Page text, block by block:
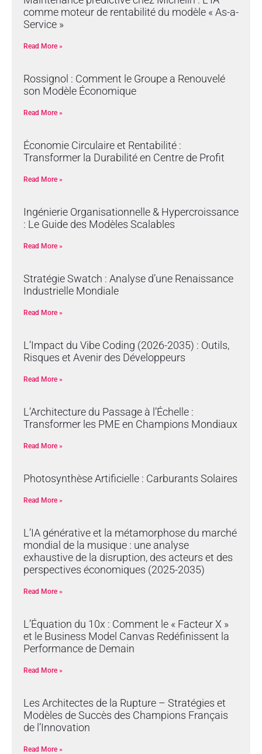
comme moteur de rentabilité du modèle « As-a-
Service »
Read More »
Rossignol : Comment le Groupe a Renouvelé
son Modèle Économique
Read More »
Économie Circulaire et Rentabilité :
Transformer la Durabilité en Centre de Profit
Read More »
Ingénierie Organisationnelle & Hypercroissance
: Le Guide des Modèles Scalables
Read More »
Stratégie Swatch : Analyse d’une Renaissance
Industrielle Mondiale
Read More »
L’Impact du Vibe Coding (2026-2035) : Outils,
Risques et Avenir des Développeurs
Read More »
L’Architecture du Passage à l’Échelle :
Transformer les PME en Champions Mondiaux
Read More »
Photosynthèse Artificielle : Carburants Solaires
Read More »
L’IA générative et la métamorphose du marché
mondial de la musique : une analyse
exhaustive de la disruption, des acteurs et des
perspectives économiques (2025-2035)
Read More »
L’Équation du 10x : Comment le « Facteur X »
et le Business Model Canvas Redéfinissent la
Performance de Demain
Read More »
Les Architectes de la Rupture – Stratégies et
Modèles de Succès des Champions Français
de l’Innovation
Read More »